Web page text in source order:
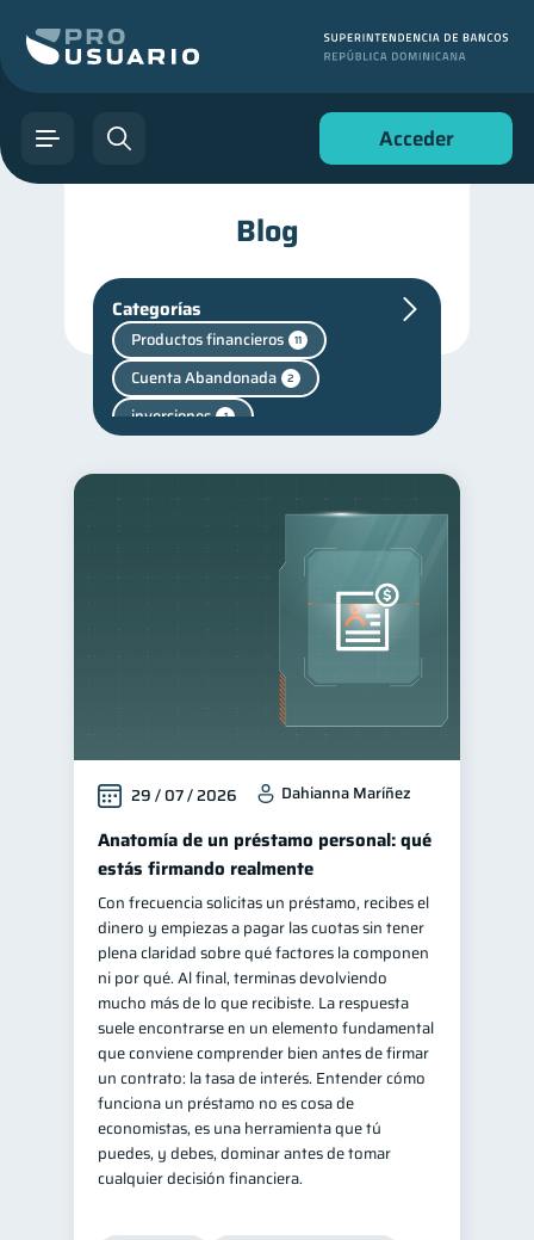
Acceder
Blog
Categorías
Productos financieros 11
Cuenta Abandonada 2
inversiones 1
Finanzas para jóvenes
22
22
Finanzas para mujeres 20
Seguridad financiera 13
Salud financiera 12
Organización Financiera 10
Deudas 10
Entidad financiera 8
Préstamos Ahorro 8
Consejos 6
Tarjeta de crédito
Historial crediticio 6
Ciberseguridad
Servicios 4
29 / 07 / 2026 Dahianna Maríñez
Anatomía de un préstamo personal: qué
estás firmando realmente
Con frecuencia solicitas un préstamo, recibes el
dinero y empiezas a pagar las cuotas sin tener
plena claridad sobre qué factores la componen
ni por qué. Al final, terminas devolviendo
mucho más de lo que recibiste. La respuesta
suele encontrarse en un elemento fundamental
que conviene comprender bien antes de firmar
un contrato: la tasa de interés. Entender cómo
funciona un préstamo no es cosa de
economistas, es una herramienta que tú
puedes, y debes, dominar antes de tomar
cualquier decisión financiera.